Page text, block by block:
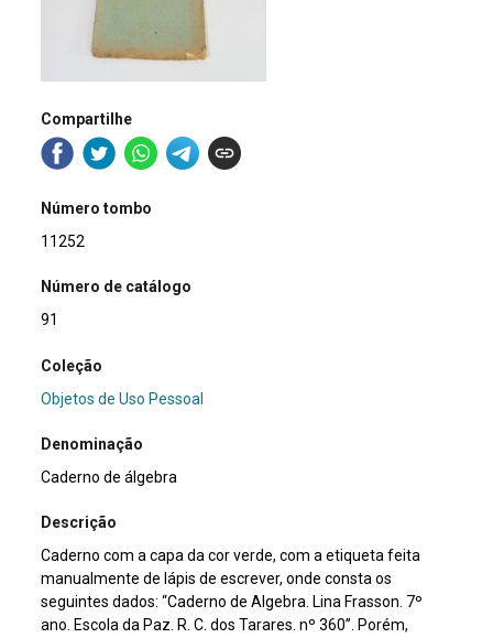
Compartilhe
Número tombo
11252
Número de catálogo
91
Coleção
Objetos de Uso Pessoal
Denominação
Caderno de álgebra
Descrição
Caderno com a capa da cor verde, com a etiqueta feita
manualmente de lápis de escrever, onde consta os
seguintes dados: “Caderno de Algebra. Lina Frasson. 7º
ano. Escola da Paz. R. C. dos Tarares. nº 360”. Porém,